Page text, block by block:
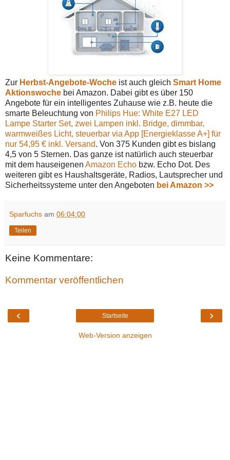
Zur Herbst-Angebote-Woche ist auch gleich Smart Home
Aktionswoche bei Amazon. Dabei gibt es über 150
Angebote für ein intelligentes Zuhause wie z.B. heute die
smarte Beleuchtung von Philips Hue: White E27 LED
Lampe Starter Set, zwei Lampen inkl. Bridge, dimmbar,
warmweißes Licht, steuerbar via App [Energieklasse A+] für
nur 54,95 € inkl. Versand. Von 375 Kunden gibt es bislang
4,5 von 5 Sternen. Das ganze ist natürlich auch steuerbar
mit dem hauseigenen Amazon Echo bzw. Echo Dot. Des
weiteren gibt es Haushaltsgeräte, Radios, Lautsprecher und
Sicherheitssysteme unter den Angeboten bei Amazon >>
Sparfuchs am 06:04:00
Teilen
Keine Kommentare:
Kommentar veröffentlichen
‹ ›
Startseite
Web-Version anzeigen